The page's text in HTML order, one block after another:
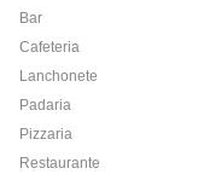
Bar
Cafeteria
Lanchonete
Padaria
Pizzaria
Restaurante